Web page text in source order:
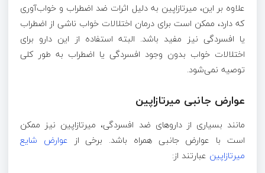
علاوه بر این، میرتازاپین به دلیل اثرات ضد اضطراب و خواب‌آوری
که دارد، ممکن است برای درمان اختلالات خواب ناشی از اضطراب
یا افسردگی نیز مفید باشد. البته استفاده از این دارو برای
اختلالات خواب بدون وجود افسردگی یا اضطراب به طور کلی
توصیه نمی‌شود.
عوارض جانبی میرتازاپین
مانند بسیاری از داروهای ضد افسردگی، میرتازاپین نیز ممکن
است با عوارض جانبی همراه باشد. برخی از عوارض شایع
میرتازاپین عبارتند از: